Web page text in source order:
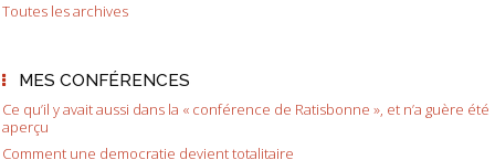
Toutes les archives
MES CONFÉRENCES
Ce qu’il y avait aussi dans la « conférence de Ratisbonne », et n’a guère été
aperçu
Comment une democratie devient totalitaire